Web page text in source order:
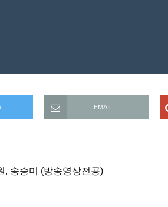
EMAIL
, 송승미 (방송영상전공)